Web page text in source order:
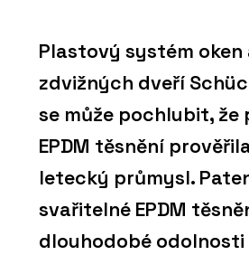
Plastový systém oken
zdvižných dveří
se může pochlubit, že
EPDM těsnění
letecký průmysl.
svařitelné EPDM
dlouhodobé odolnosti